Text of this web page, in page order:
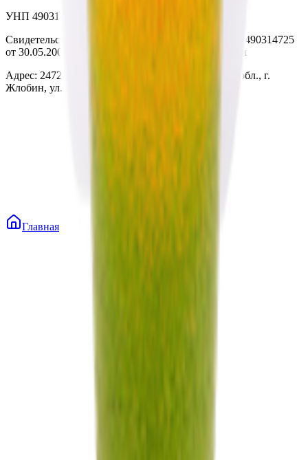
УНП 490314725
Свидетельство о государственной регистрации № 490314725
от 30.05.2003г выдано Гомельским облисполкомом
Адрес: 247210, Республика Беларусь, Гомельская обл., г.
Жлобин, ул. Козлова 2-А
Главная